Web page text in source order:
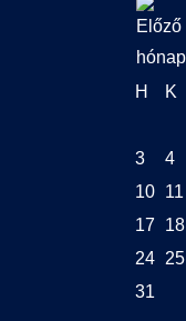
H K
3
4
10
11
17
18
24
25
31